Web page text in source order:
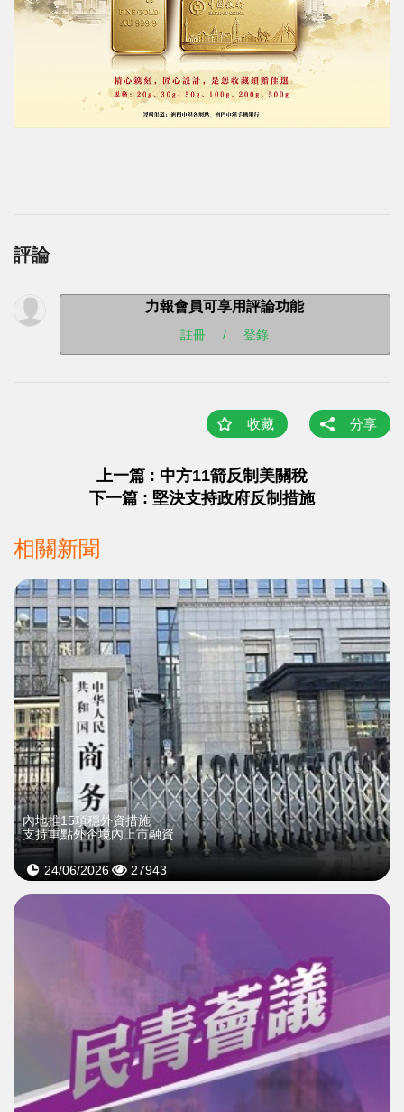
評論
力報會員可享用評論功能
註冊 / 登錄
收藏 分享
上一篇 : 中方11箭反制美關稅
下一篇 : 堅決支持政府反制措施
相關新聞
內地推15項穩外資措施
支持重點外企境內上市融資
24/06/2026 27943